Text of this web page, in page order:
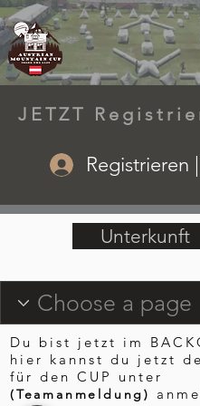
JETZT
Registrieren
Unterkunft
Du bist jetzt im
hier kannst du jetzt
für den CUP unter
(Teamanmeldung)